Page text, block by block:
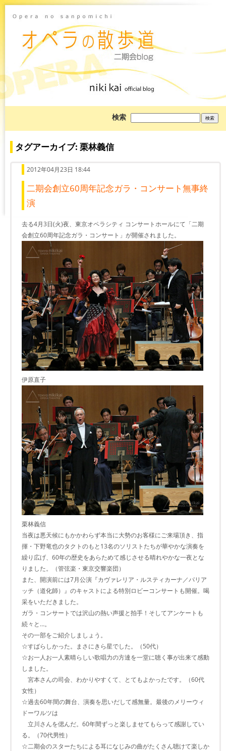
検索
を
タグアーカイブ: 栗林義信
2012年04月23日 18:44
二期会創立60周年記念ガラ・コンサート無事終
演
去る4月3日(火)夜、東京オペラシティ コンサートホールにて「二期
会創立60周年記念ガラ・コンサート」が開催されました。
伊原直子
栗林義信
当夜は悪天候にもかかわらず本当に大勢のお客様にご来場頂き、指
揮・下野竜也のタクトのもと13名のソリストたちが華やかな演奏を
繰り広げ、60年の歴史をあらためて感じさせる晴れやかな一夜とな
りました。（管弦楽・東京交響楽団）
また、開演前には7月公演『カヴァレリア・ルスティカーナ／パリア
ッチ（道化師）』のキャストによる特別ロビーコンサートも開催。喝
采をいただきました。
ガラ・コンサートでは沢山の熱い声援と拍手！そしてアンケートも
続々と…。
その一部をご紹介しましょう。
☆すばらしかった。まさにきら星でした。（50代）
☆お一人お一人素晴らしい歌唱力の方達を一堂に聴く事が出来て感動
しました。
宮本さんの司会、わかりやすくて、とてもよかったです。（60代
女性）
☆過去60年間の舞台、演奏を思いだして感無量。最後のメリーウィ
ドーワルツは
立川さんを偲んだ。60年間ずっと楽しませてもらって感謝してい
る。（70代男性）
☆二期会のスターたちによる耳になじみの曲がたくさん聴けて楽しか